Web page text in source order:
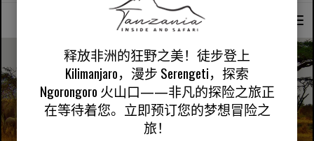
容：
坦桑尼亚姆科马齐国家公园一日游
释放非洲的狂野之美！徒步登上
Kilimanjaro，漫步 Serengeti，探索
Ngorongoro 火山口——非凡的探险之旅正
在等待着您。立即预订您的梦想冒险之
旅！